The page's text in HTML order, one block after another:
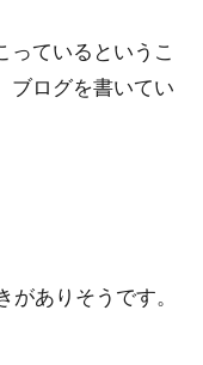
っているというこ
ブログを書いてい
がありそうです。